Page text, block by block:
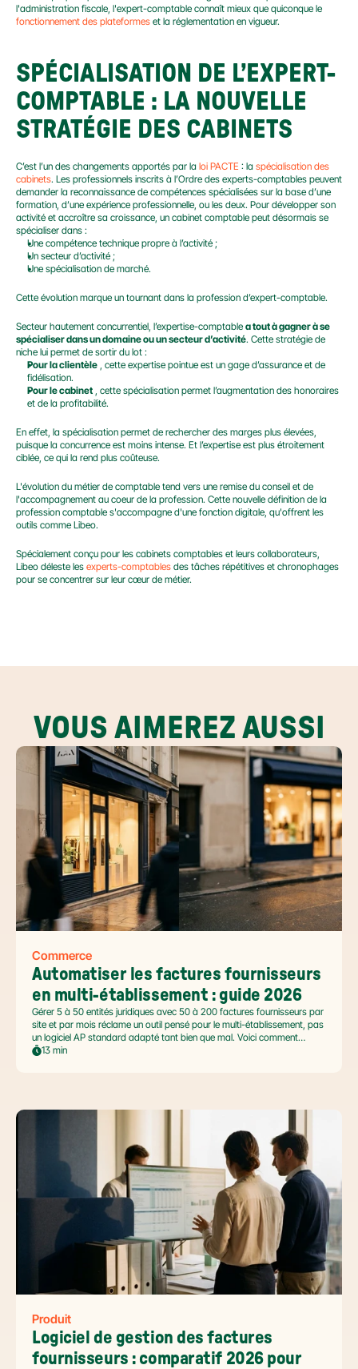
fonctionnement des plateformes et la réglementation en vigueur.
SPÉCIALISATION DE L’EXPERT-
COMPTABLE : LA NOUVELLE
STRATÉGIE DES CABINETS
C’est l’un des changements apportés par la loi PACTE : la spécialisation des
cabinets. Les professionnels inscrits à l’Ordre des experts-comptables peuvent
demander la reconnaissance de compétences spécialisées sur la base d’une
formation, d’une expérience professionnelle, ou les deux. Pour développer son
activité et accroître sa croissance, un cabinet comptable peut désormais se
spécialiser dans :
Une compétence technique propre à l’activité ;
Un secteur d’activité ;
Une spécialisation de marché.
Cette évolution marque un tournant dans la profession d’expert-comptable.
Secteur hautement concurrentiel, l’expertise-comptable a tout à gagner à se
spécialiser dans un domaine ou un secteur d’activité. Cette stratégie de
niche lui permet de sortir du lot :
Pour la clientèle , cette expertise pointue est un gage d’assurance et de
fidélisation.
Pour le cabinet , cette spécialisation permet l’augmentation des honoraires
et de la profitabilité.
En effet, la spécialisation permet de rechercher des marges plus élevées,
puisque la concurrence est moins intense. Et l’expertise est plus étroitement
ciblée, ce qui la rend plus coûteuse.
L'évolution du métier de comptable tend vers une remise du conseil et de
l'accompagnement au coeur de la profession. Cette nouvelle définition de la
profession comptable s'accompagne d'une fonction digitale, qu'offrent les
outils comme Libeo.
Spécialement conçu pour les cabinets comptables et leurs collaborateurs,
Libeo déleste les experts-comptables des tâches répétitives et chronophages
pour se concentrer sur leur cœur de métier.
VOUS AIMEREZ AUSSI
Commerce
Automatiser les factures fournisseurs
en multi-établissement : guide 2026
Gérer 5 à 50 entités juridiques avec 50 à 200 factures fournisseurs par
site et par mois réclame un outil pensé pour le multi-établissement, pas
un logiciel AP standard adapté tant bien que mal. Voici comment
automatiser sans casser la gouvernance locale, capturer le levier BFR
13 min
Produit
Logiciel de gestion des factures
fournisseurs : comparatif 2026 pour